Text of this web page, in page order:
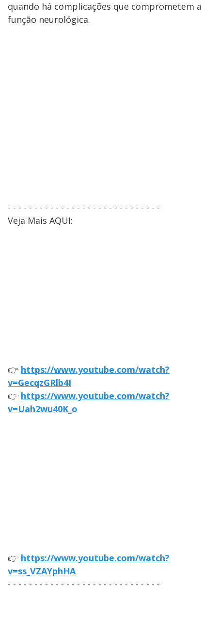
quando há complicações que comprometem a
função neurológica.
- - - - - - - - - - - - - - - - - - - - - - - - - - - - -
Veja Mais AQUI:
👉 https://www.youtube.com/watch?
v=GecqzGRlb4I
👉 https://www.youtube.com/watch?
v=Uah2wu40K_o
👉 https://www.youtube.com/watch?
v=ss_VZAYphHA
- - - - - - - - - - - - - - - - - - - - - - - - - - - - -